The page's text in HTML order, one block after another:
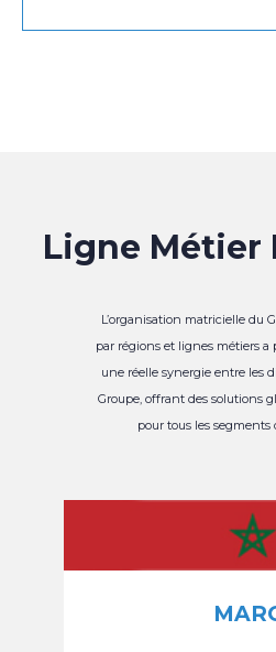
Ligne Métier
L’organisation matricielle du
par régions et lignes métiers a
une réelle synergie entre les
Groupe, offrant des solutions
pour tous les segments